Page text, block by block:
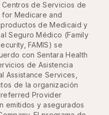
de Servicios de
Medicare and
de Medicaid y
Seguro Médico (Family
FAMIS) se
con Sentara Health
de Asistencia
Assistance Services,
de la organización
Provider
emitidos y asegurados